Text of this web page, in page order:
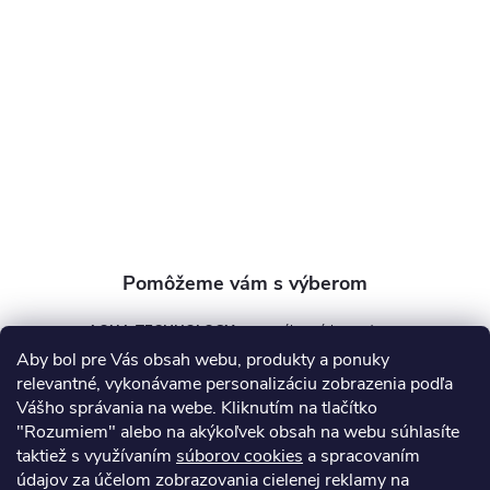
Aby bol pre Vás obsah webu, produkty a ponuky
relevantné, vykonávame personalizáciu zobrazenia podľa
Vášho správania na webe. Kliknutím na tlačítko
"Rozumiem" alebo na akýkoľvek obsah na webu súhlasíte
taktiež s využívaním súborov cookies a spracovaním
údajov za účelom zobrazovania cielenej reklamy na
AQUA TECHNOLOGY s.r.o.
info @aquatechnology.sk
+421 911 991 394